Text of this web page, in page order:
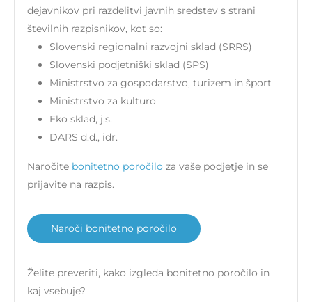
dejavnikov pri razdelitvi javnih sredstev s strani
številnih razpisnikov, kot so:
Slovenski regionalni razvojni sklad (SRRS)
Slovenski podjetniški sklad (SPS)
Ministrstvo za gospodarstvo, turizem in šport
Ministrstvo za kulturo
Eko sklad, j.s.
DARS d.d., idr.
Naročite bonitetno poročilo za vaše podjetje in se
prijavite na razpis.
Naroči bonitetno poročilo
Želite preveriti, kako izgleda bonitetno poročilo in
kaj vsebuje?